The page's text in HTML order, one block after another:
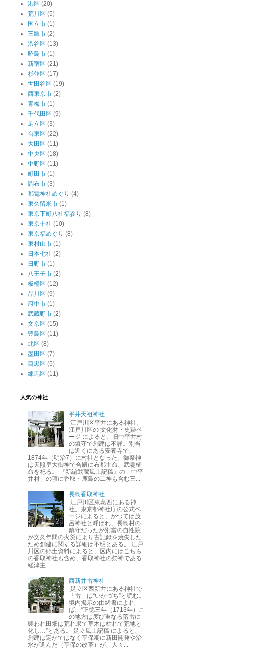
港区 (20)
荒川区 (5)
国立市 (1)
三鷹市 (2)
渋谷区 (13)
昭島市 (1)
新宿区 (21)
杉並区 (17)
世田谷区 (19)
西東京市 (2)
青梅市 (1)
千代田区 (9)
足立区 (3)
台東区 (22)
大田区 (11)
中央区 (18)
中野区 (11)
町田市 (1)
調布市 (3)
都電神社めぐり (4)
東久留米市 (1)
東京下町八社福参り (8)
東京十社 (10)
東京福めぐり (8)
東村山市 (1)
日本七社 (2)
日野市 (1)
八王子市 (2)
板橋区 (12)
品川区 (9)
府中市 (1)
武蔵野市 (2)
文京区 (15)
豊島区 (11)
北区 (8)
墨田区 (7)
目黒区 (5)
練馬区 (11)
人気の神社
平井天祖神社
江戸川区平井にある神社。
江戸川区の 文化財・史跡ペ
ージ によると、旧中平井村
の鎮守で創建は不詳。別当
は近くにある安養寺で、
1874年（明治7）に村社となった。御祭神
は天照皇大御神で合殿に布都主命、武甕槌
命を祀る。 『新編武蔵風土記稿』の「中平
井村」の項に香取・鹿島の二神も含む三...
長島香取神社
江戸川区東葛西にある神
社。東京都神社庁の公式ペ
ージによると、かつては茂
呂神社と呼ばれ、長島村の
鎮守だったが別當の自性院
が文久年間の火災により古記録を焼失した
ため創建に関する詳細は不明とある。 江戸
川区の郷土資料によると、区内にはこちら
の香取神社も含め、香取神社の祭神である
経津主...
西新井雷神社
足立区西新井にある神社で
「雷」は“いかづち”と読む。
境内掲示の由緒書によれ
ば、“正徳三年（1713年）こ
の地方は度び重なる落雷に
襲われ田畑は荒れ果て草木は枯れて荒地と
化し…”とある。 足立風土記稿 によると、
創建は定かではなく享保期に新田開発や治
水が進んだ（享保の改革）が、人々...